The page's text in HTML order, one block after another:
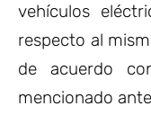
vehículos
respecto al
de acuerdo
mencionado